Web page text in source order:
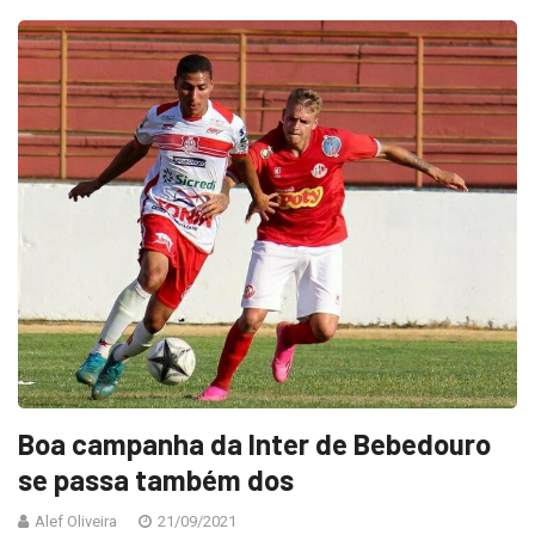
Boa campanha da Inter de Bebedouro
se passa também dos
Alef Oliveira 21/09/2021